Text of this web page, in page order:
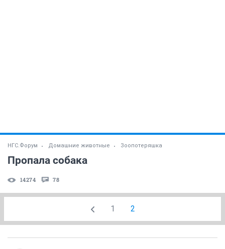
НГС.Форум Домашние животные Зоопотеряшка
Пропала собака
14274 78
1 2